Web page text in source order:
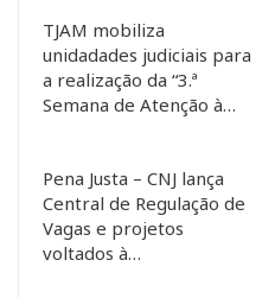
TJAM mobiliza
unidadades judiciais para
a realização da “3.ª
Semana de Atenção à…
Pena Justa – CNJ lança
Central de Regulação de
Vagas e projetos
voltados à…